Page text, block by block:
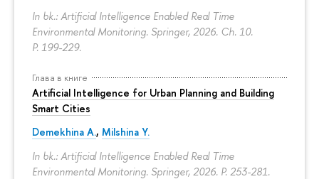
In bk.: Artificial Intelligence Enabled Real Time
Environmental Monitoring. Springer, 2026. Ch. 10.
P. 199-229.
Глава в книге
Artificial Intelligence for Urban Planning and Building
Smart Cities
Demekhina A., Milshina Y.
In bk.: Artificial Intelligence Enabled Real Time
Environmental Monitoring. Springer, 2026. P. 253-281.